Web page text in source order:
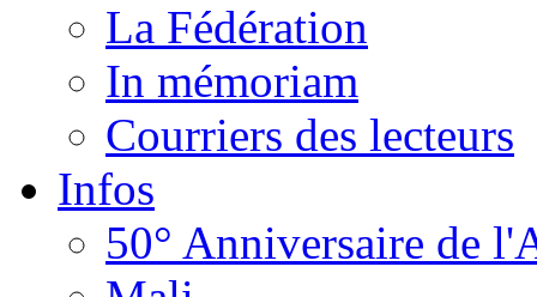
La Fédération
In mémoriam
Courriers des lecteurs
Infos
50° Anniversaire de